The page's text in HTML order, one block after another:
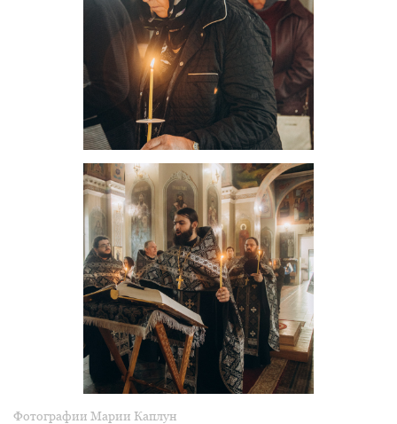
Фотографии Марии Каплун